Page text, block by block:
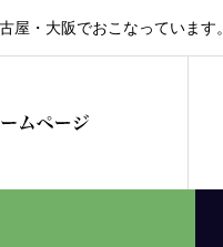
屋・大阪でおこなっています。